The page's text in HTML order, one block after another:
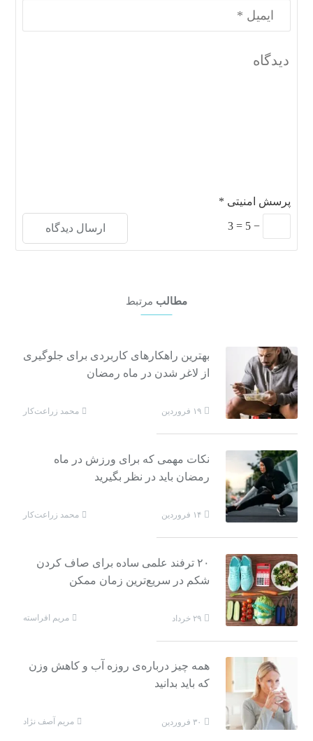
پرسش امنیتی *
−
5
=
3
مطالب مرتبط
بهترین راهکارهای کاربردی برای جلوگیری
از لاغر شدن در ماه رمضان
۱۹ فروردین محمد زراعت‌کار
نکات مهمی که برای ورزش در ماه
رمضان باید در نظر بگیرید
۱۴ فروردین محمد زراعت‌کار
۲۰ ترفند علمی ساده برای صاف کردن
شکم در سریع‌ترین زمان ممکن
۲۹ خرداد مریم افراسته
همه چیز درباره‌ی روزه آب و کاهش وزن
که باید بدانید
۳۰ فروردین مریم آصف نژاد